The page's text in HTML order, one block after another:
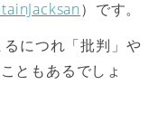
）です。
につれ 「批判」 や
ともあるでしょ